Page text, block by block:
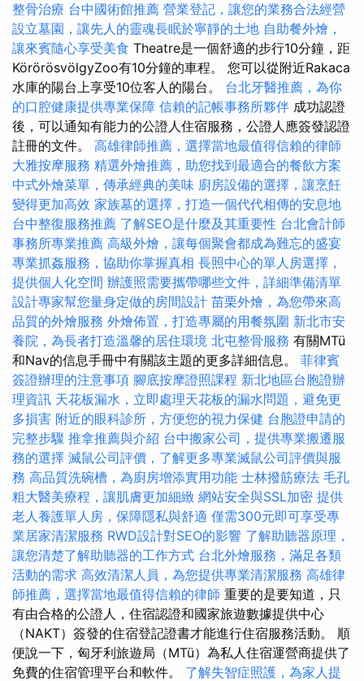
整骨治療 台中國術館推薦 營業登記，讓您的業務合法經營
設立墓園，讓先人的靈魂長眠於寧靜的土地 自助餐外燴，
讓來賓隨心享受美食 Theatre是一個舒適的步行10分鐘，距
KörörösvölgyZoo有10分鐘的車程。 您可以從附近Rakaca
水庫的陽台上享受10位客人的陽台。 台北牙醫推薦，為你
的口腔健康提供專業保障 信賴的記帳事務所夥伴 成功認證
後，可以通知有能力的公證人住宿服務，公證人應簽發認證
註冊的文件。 高雄律師推薦，選擇當地最值得信賴的律師
大雅按摩服務 精選外燴推薦，助您找到最適合的餐飲方案
中式外燴菜單，傳承經典的美味 廚房設備的選擇，讓烹飪
變得更加高效 家族墓的選擇，打造一個代代相傳的安息地
台中整復服務推薦 了解SEO是什麼及其重要性 台北會計師
事務所專業推薦 高級外燴，讓每個聚會都成為難忘的盛宴
專業抓姦服務，協助你掌握真相 長照中心的單人房選擇，
提供個人化空間 辦護照需要攜帶哪些文件，詳細準備清單
設計專家幫您量身定做的房間設計 苗栗外燴，為您帶來高
品質的外燴服務 外燴佈置，打造專屬的用餐氛圍 新北市安
養院，為長者打造溫馨的居住環境 北屯整骨服務 有關MTü
和Nav的信息手冊中有關該主題的更多詳細信息。 菲律賓
簽證辦理的注意事項 腳底按摩證照課程 新北地區台胞證辦
理資訊 天花板漏水，立即處理天花板的漏水問題，避免更
多損害 附近的眼科診所，方便您的視力保健 台胞證申請的
完整步驟 推拿推薦與介紹 台中搬家公司，提供專業搬遷服
務的選擇 滅鼠公司評價，了解更多專業滅鼠公司評價與服
務 高品質洗碗槽，為廚房增添實用功能 士林撥筋療法 毛孔
粗大醫美療程，讓肌膚更加細緻 網站安全與SSL加密 提供
老人養護單人房，保障隱私與舒適 僅需300元即可享受專
業居家清潔服務 RWD設計對SEO的影響 了解助聽器原理，
讓您清楚了解助聽器的工作方式 台北外燴服務，滿足各類
活動的需求 高效清潔人員，為您提供專業清潔服務 高雄律
師推薦，選擇當地最值得信賴的律師 重要的是要知道，只
有由合格的公證人，住宿認證和國家旅遊數據提供中心
（NAKT）簽發的住宿登記證書才能進行住宿服務活動。 順
便說一下，匈牙利旅遊局（MTü）為私人住宿運營商提供了
免費的住宿管理平台和軟件。 了解失智症照護，為家人提